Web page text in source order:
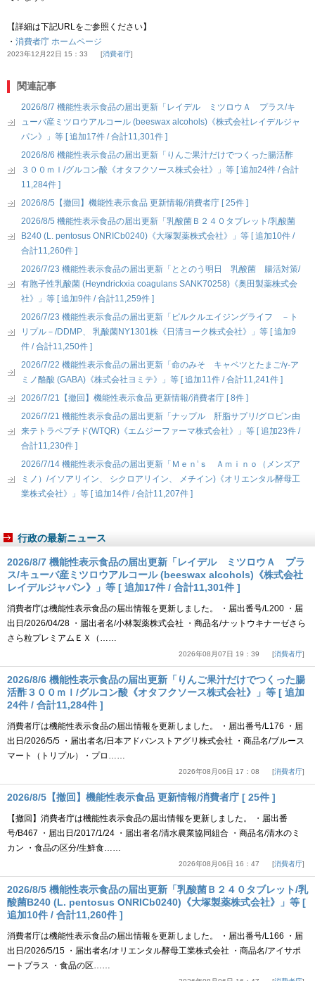
【詳細は下記URLをご参照ください】
・ 消費者庁 ホームページ
2023年12月22日 15：33 消費者庁
関連記事
2026/8/7 機能性表示食品の届出更新「レイデル ミツロウＡ プラス/キ
ューバ産ミツロウアルコール (beeswax alcohols)《株式会社レイデルジャ
パン》」等 [ 追加17件 / 合計11,301件 ]
2026/8/6 機能性表示食品の届出更新「りんご果汁だけでつくった腸活酢
３００ｍｌ/グルコン酸《オタフクソース株式会社》」等 [ 追加24件 / 合計
11,284件 ]
2026/8/5【撤回】機能性表示食品 更新情報/消費者庁 [ 25件 ]
2026/8/5 機能性表示食品の届出更新「乳酸菌Ｂ２４０タブレット/乳酸菌
B240 (L. pentosus ONRICb0240)《大塚製薬株式会社》」等 [ 追加10件 /
合計11,260件 ]
2026/7/23 機能性表示食品の届出更新「ととのう明日 乳酸菌 腸活対策/
有胞子性乳酸菌 (Heyndrickxia coagulans SANK70258)《奥田製薬株式会
社》」等 [ 追加9件 / 合計11,259件 ]
2026/7/23 機能性表示食品の届出更新「ピルクルエイジングライフ －ト
リプル－/DDMP、 乳酸菌NY1301株《日清ヨーク株式会社》」等 [ 追加9
件 / 合計11,250件 ]
2026/7/22 機能性表示食品の届出更新「命のみそ キャベツとたまご/γ-ア
ミノ酪酸 (GABA)《株式会社ヨミテ》」等 [ 追加11件 / 合計11,241件 ]
2026/7/21【撤回】機能性表示食品 更新情報/消費者庁 [ 8件 ]
2026/7/21 機能性表示食品の届出更新「ナップル 肝脂サプリ/グロビン由
来テトラペプチド(WTQR)《エムジーファーマ株式会社》」等 [ 追加23件 /
合計11,230件 ]
2026/7/14 機能性表示食品の届出更新「Ｍｅｎ’ｓ Ａｍｉｎｏ（メンズア
ミノ）/イソアリイン、 シクロアリイン、 メチイン)《オリエンタル酵母工
業株式会社》」等 [ 追加14件 / 合計11,207件 ]
行政の最新ニュース
2026/8/7 機能性表示食品の届出更新「レイデル ミツロウＡ プラ
ス/キューバ産ミツロウアルコール (beeswax alcohols)《株式会社
レイデルジャパン》」等 [ 追加17件 / 合計11,301件 ]
消費者庁は機能性表示食品の届出情報を更新しました。 ・届出番号/L200 ・届
出日/2026/04/28 ・届出者名/小林製薬株式会社 ・商品名/ナットウキナーゼさら
さら粒プレミアムＥＸ（……
2026年08月07日 19：39 消費者庁
2026/8/6 機能性表示食品の届出更新「りんご果汁だけでつくった腸
活酢３００ｍｌ/グルコン酸《オタフクソース株式会社》」等 [ 追加
24件 / 合計11,284件 ]
消費者庁は機能性表示食品の届出情報を更新しました。 ・届出番号/L176 ・届
出日/2026/5/5 ・届出者名/日本アドバンストアグリ株式会社 ・商品名/ブルース
マート（トリプル）・プロ……
2026年08月06日 17：08 消費者庁
2026/8/5【撤回】機能性表示食品 更新情報/消費者庁 [ 25件 ]
【撤回】消費者庁は機能性表示食品の届出情報を更新しました。 ・届出番
号/B467 ・届出日/2017/1/24 ・届出者名/清水農業協同組合 ・商品名/清水のミ
カン ・食品の区分/生鮮食……
2026年08月06日 16：47 消費者庁
2026/8/5 機能性表示食品の届出更新「乳酸菌Ｂ２４０タブレット/乳
酸菌B240 (L. pentosus ONRICb0240)《大塚製薬株式会社》」等 [
追加10件 / 合計11,260件 ]
消費者庁は機能性表示食品の届出情報を更新しました。 ・届出番号/L166 ・届
出日/2026/5/15 ・届出者名/オリエンタル酵母工業株式会社 ・商品名/アイサポ
ートプラス ・食品の区……